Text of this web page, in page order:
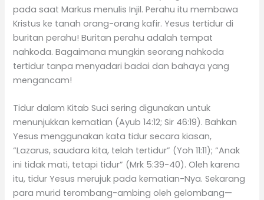
pada saat Markus menulis Injil. Perahu itu membawa
Kristus ke tanah orang-orang kafir. Yesus tertidur di
buritan perahu! Buritan perahu adalah tempat
nahkoda. Bagaimana mungkin seorang nahkoda
tertidur tanpa menyadari badai dan bahaya yang
mengancam!
Tidur dalam Kitab Suci sering digunakan untuk
menunjukkan kematian (Ayub 14:12; Sir 46:19). Bahkan
Yesus menggunakan kata tidur secara kiasan,
“Lazarus, saudara kita, telah tertidur” (Yoh 11:11); “Anak
ini tidak mati, tetapi tidur” (Mrk 5:39-40). Oleh karena
itu, tidur Yesus merujuk pada kematian-Nya. Sekarang
para murid terombang-ambing oleh gelombang—